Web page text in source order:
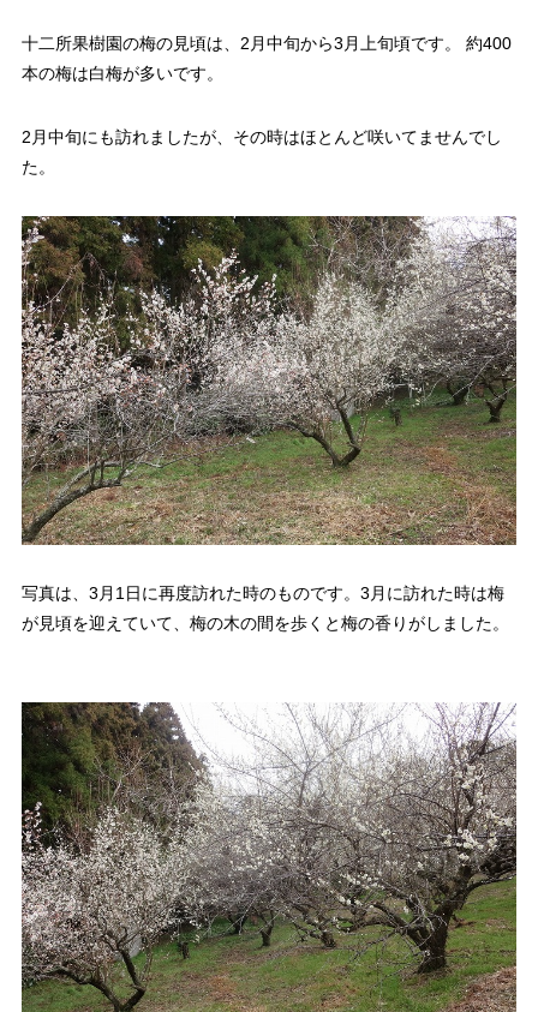
十二所果樹園の梅の見頃は、2月中旬から3月上旬頃です。 約400
本の梅は白梅が多いです。
2月中旬にも訪れましたが、その時はほとんど咲いてませんでし
た。
写真は、3月1日に再度訪れた時のものです。3月に訪れた時は梅
が見頃を迎えていて、梅の木の間を歩くと梅の香りがしました。